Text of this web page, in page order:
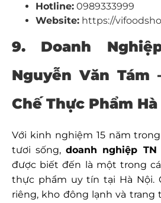
Hotline: 0989333999
Website: https://
9. Doanh
Nguyễn Văn Tám
Chế Thực Phẩm Hà
Với kinh nghiệm 15 năm
tươi sống,doanh nghiệp TN
được biết đến là một trong
thực phẩm uy tín tại Hà Nội.
riêng, kho đông lạnh và trang